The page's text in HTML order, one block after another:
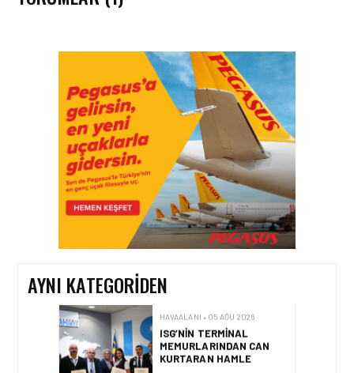
AYNI KATEGORIDEN
HAVAALANI • 05 AĞU 2026
İSTANBUL VALI
YARDIMCISI BEKIR
DINKIRCI’DEN KONTROL
KULESI’NE ZIYARET
HAVAALANI • 05 AĞU 2026
TASARIMDAN GERÇEĞE:
ANKARA HAVALIMANI
DEVLET KONUKEVI
ISG’NIN TERMINAL
MEMURLARINDAN CAN
KURTARAN HAMLE